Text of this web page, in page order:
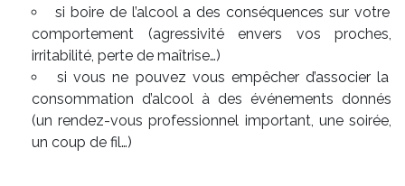
si boire de l’alcool a des conséquences sur votre
comportement (agressivité envers vos proches,
irritabilité, perte de maîtrise…)
si vous ne pouvez vous empêcher d’associer la
consommation d’alcool à des événements donnés
(un rendez-vous professionnel important, une soirée,
un coup de fil…)